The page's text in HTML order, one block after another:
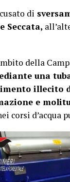
di
Seccata,
della
una
illecito
e
corsi d’acqua